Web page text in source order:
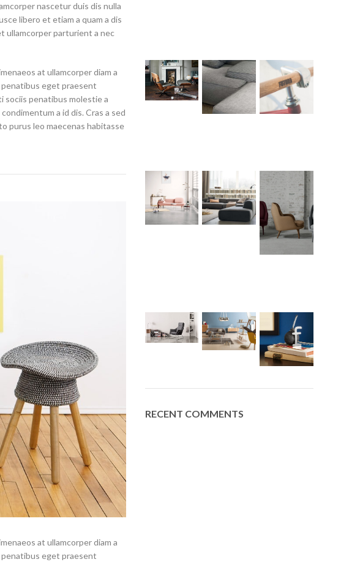
nascetur duis dis nulla
libero et etiam a quam a dis
ullamcorper parturient a nec
at ullamcorper diam a
eget praesent
sociis penatibus molestie a
a id dis. Cras a sed
purus leo maecenas habitasse
at ullamcorper diam a
eget praesent
RECENT COMMENTS